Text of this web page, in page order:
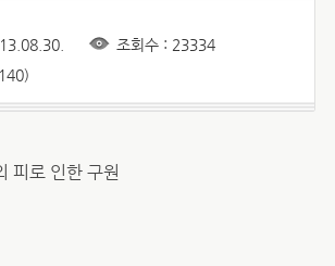
조회수 : 23334
피로 인한 구원